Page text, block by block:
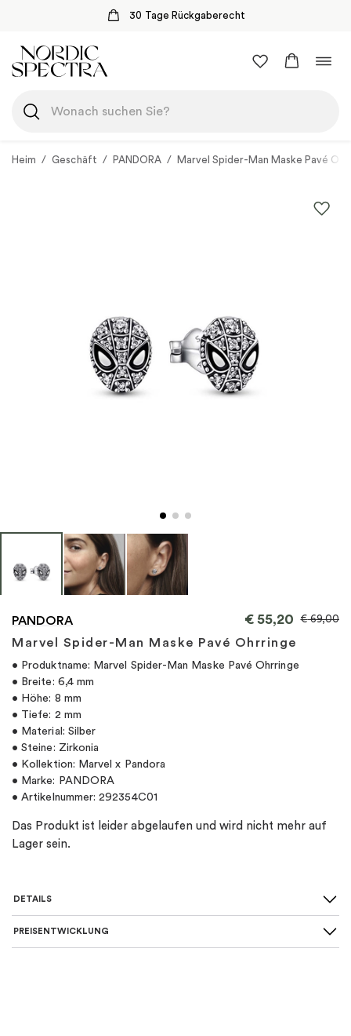
30 Tage Rückgaberecht
Inhalt
springen
Heim / Geschäft / PANDORA / Marvel Spider-Man Maske Pavé
PANDORA
Marvel Spider-Man Maske Pavé Ohrringe
€55,20 €69,00
• Produktname: Marvel Spider-Man Maske Pavé Ohrringe
• Breite: 6,4 mm
• Höhe: 8 mm
• Tiefe: 2 mm
• Material: Silber
• Steine: Zirkonia
• Kollektion: Marvel x Pandora
• Marke: PANDORA
• Artikelnummer: 292354C01
Das Produkt ist leider abgelaufen und wird nicht mehr auf
Lager sein.
DETAILS
SKU
PREISENTWICKLUNG